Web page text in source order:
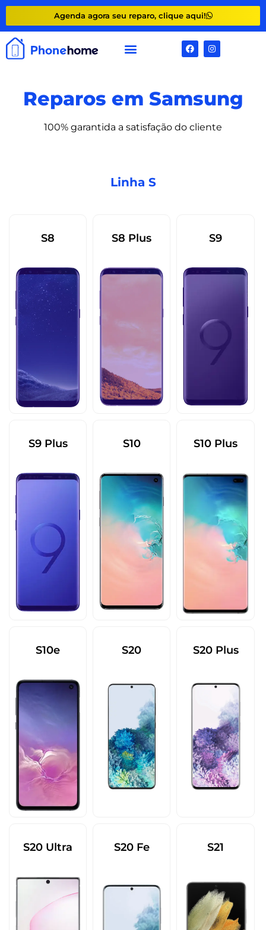
Agenda agora seu reparo, clique aqui!
Reparos em Samsung
100% garantida a satisfação do cliente
Linha S
S8 S8 Plus S9
S9 Plus S10 S10 Plus
S10e S20 S20 Plus
S20 Ultra S20 Fe S21